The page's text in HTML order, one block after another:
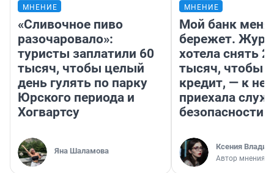
МНЕНИЕ
«Сливочное пиво
разочаровало»:
туристы заплатили 60
тысяч, чтобы целый
день гулять по парку
Юрского периода и
Хогвартсу
Яна Шаламова
МНЕНИЕ
Мой банк меня
бережет.
хотела снять
тысяч, чтобы
кредит, — к
приехала
безопасности
Ксения
Автор мнения